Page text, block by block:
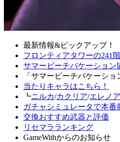
最新情報&ピックアップ！
フロンティアタワーの241
サマービーチバケーション
「サマービーチバケーショ
当たりキャラはこちら！
┗ニルカ/カクリア/エレノア
ガチャシミュレータで本番
交換おすすめ武器と評価
リセマラランキング
GameWithからのお知らせ